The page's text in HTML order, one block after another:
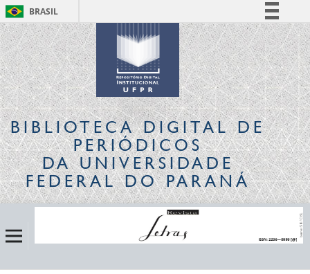
BRASIL
Simplifique!
Comunica BR
Participe
Acesso à informação
Legislação
Canais
BIBLIOTECA DIGITALDE
PERIÓDICOS
DA UNIVERSIDADE
FEDERAL DO PARANÁ